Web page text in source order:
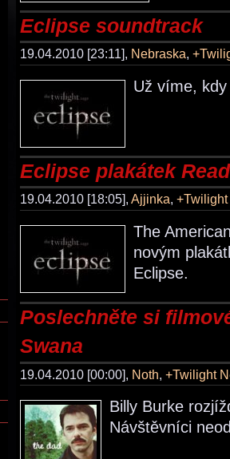
Eclipse soundtrack
19.04.2010 [23:11], Nebraska,
Už víme,
Eclipse plakátek
19.04.2010 [18:05], Ajjinka,
The
novým
Eclipse.
Poslechněte si
Swana
19.04.2010 [00:00], Noth +Twilight
Billy Burke
Návštěvníci